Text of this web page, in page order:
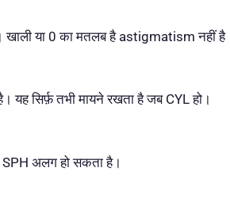
खाली या 0 का मतलब है astigmatism नहीं
सिर्फ़ तभी मायने रखता है जब CYL हो।
अलग हो सकता है।